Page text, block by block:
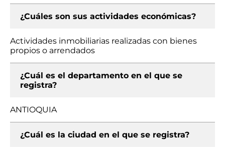
¿Cuáles son sus actividades económicas?
Actividades inmobiliarias realizadas con bienes
propios o arrendados
¿Cuál es el departamento en el que se
registra?
ANTIOQUIA
¿Cuál es la ciudad en el que se registra?